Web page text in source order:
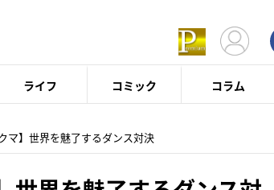
ライフ コミック コラム
マ】世界を魅了するダンス対決